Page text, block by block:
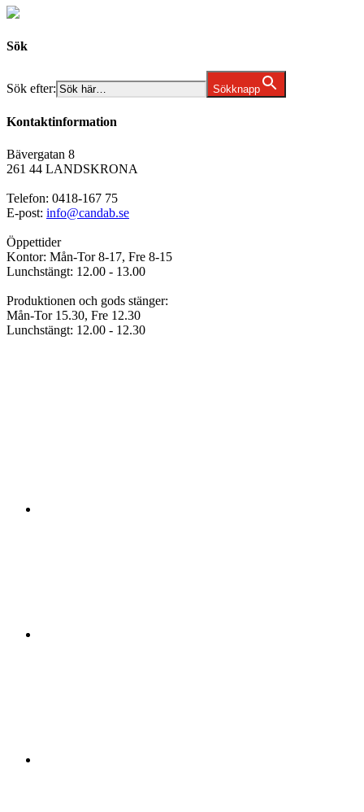
Sök
Sök efter: Sökknapp
Kontaktinformation
Bävergatan 8
261 44 LANDSKRONA
Telefon: 0418-167 75
E-post: info@candab.se
Öppettider
Kontor: Mån-Tor 8-17, Fre 8-15
Lunchstängt: 12.00 - 13.00
Produktionen och gods stänger:
Mån-Tor 15.30, Fre 12.30
Lunchstängt: 12.00 - 12.30